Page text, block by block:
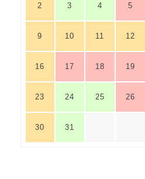
2 3 4 5
9 10 11 12
16 17 18 19
23 24 25 26
30 31